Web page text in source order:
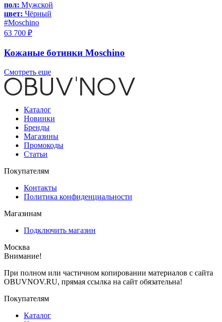
пол: Мужской
цвет: Чёрный
#Moschino
63 700 ₽
Кожаные ботинки Moschino
Смотреть еще
Каталог
Новинки
Бренды
Магазины
Промокоды
Статьи
Покупателям
Контакты
Политика конфиденциальности
Магазинам
Подключить магазин
Москва
Внимание!
При полном или частичном копировании материалов с сайта
OBUVNOV.RU, прямая ссылка на сайт обязательна!
Покупателям
Каталог